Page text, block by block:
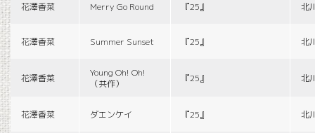
花澤香菜 Merry Go Round 『25』 北
花澤香菜 Summer Sunset 『25』 北
花澤香菜
Young Oh! Oh!
（共作）
『25』 北
花澤香菜 ダエンケイ 『25』 北